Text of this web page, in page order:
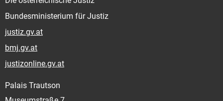
Bundesministerium für Justiz
justiz.gv.at
bmj.gv.at
justizonline.gv.at
Palais Trautson